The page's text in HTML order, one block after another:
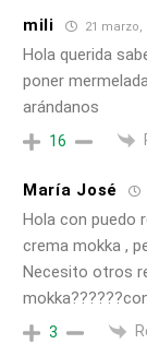
mili 21 marzo,
Hola querida
poner
arándanos
16
María José
Hola con puedo
crema mokka ,
Necesito otros
3